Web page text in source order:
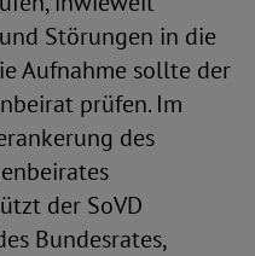
Störungen in die
Aufnahme sollte der
prüfen. Im
des
der SoVD
Bundesrates,